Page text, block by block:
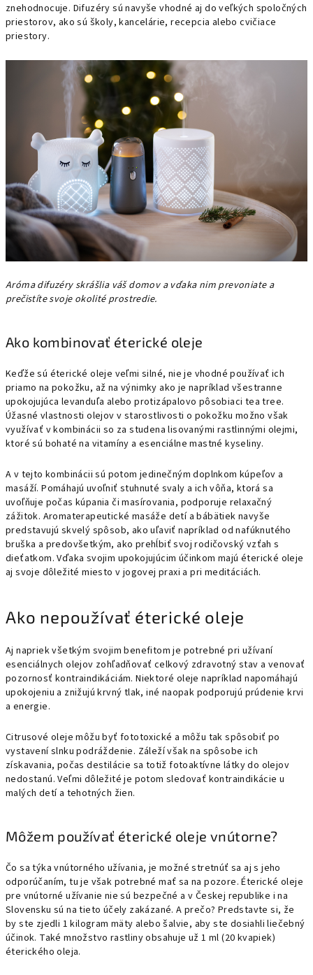
znehodnocuje. Difuzéry sú navyše vhodné aj do veľkých spoločných
priestorov, ako sú školy, kancelárie, recepcia alebo cvičiace
priestory.
Aróma difuzéry skrášlia váš domov a vďaka nim prevoniate a
prečistíte svoje okolité prostredie.
Ako kombinovať éterické oleje
Keďže sú éterické oleje veľmi silné, nie je vhodné používať ich
priamo na pokožku, až na výnimky ako je napríklad všestranne
upokojujúca levanduľa alebo protizápalovo pôsobiaci tea tree.
Úžasné vlastnosti olejov v starostlivosti o pokožku možno však
využívať v kombinácii so za studena lisovanými rastlinnými olejmi,
ktoré sú bohaté na vitamíny a esenciálne mastné kyseliny.
A v tejto kombinácii sú potom jedinečným doplnkom kúpeľov a
masáží. Pomáhajú uvoľniť stuhnuté svaly a ich vôňa, ktorá sa
uvoľňuje počas kúpania či masírovania, podporuje relaxačný
zážitok. Aromaterapeutické masáže detí a bábätiek navyše
predstavujú skvelý spôsob, ako uľaviť napríklad od nafúknutého
bruška a predovšetkým, ako prehĺbiť svoj rodičovský vzťah s
dieťatkom. Vďaka svojim upokojujúcim účinkom majú éterické oleje
aj svoje dôležité miesto v jogovej praxi a pri meditáciách.
Ako nepoužívať éterické oleje
Aj napriek všetkým svojim benefitom je potrebné pri užívaní
esenciálnych olejov zohľadňovať celkový zdravotný stav a venovať
pozornosť kontraindikáciám. Niektoré oleje napríklad napomáhajú
upokojeniu a znižujú krvný tlak, iné naopak podporujú prúdenie krvi
a energie.
Citrusové oleje môžu byť fototoxické a môžu tak spôsobiť po
vystavení slnku podráždenie. Záleží však na spôsobe ich
získavania, počas destilácie sa totiž fotoaktívne látky do olejov
nedostanú. Veľmi dôležité je potom sledovať kontraindikácie u
malých detí a tehotných žien.
Môžem používať éterické oleje vnútorne?
Čo sa týka vnútorného užívania, je možné stretnúť sa aj s jeho
odporúčaním, tu je však potrebné mať sa na pozore. Éterické oleje
pre vnútorné užívanie nie sú bezpečné a v Českej republike i na
Slovensku sú na tieto účely zakázané. A prečo? Predstavte si, že
by ste zjedli 1 kilogram mäty alebo šalvie, aby ste dosiahli liečebný
účinok. Také množstvo rastliny obsahuje už 1 ml (20 kvapiek)
éterického oleja.